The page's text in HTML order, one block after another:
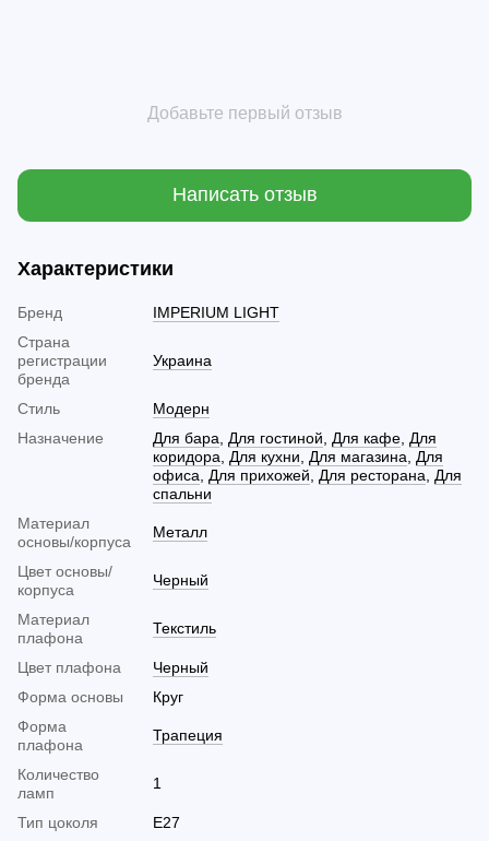
Добавьте первый отзыв
Написать отзыв
Характеристики
Бренд
IMPERIUM LIGHT
Страна
регистрации
бренда
Украина
Стиль
Модерн
Назначение
Для бара Для гостиной Для кафе Для
коридора
Для кухни Для магазина
Для
офиса
Для прихожей Для ресторана
Для
спальни
Материал
основы/корпуса
Металл
Цвет основы/
корпуса
Черный
Материал
плафона
Текстиль
Цвет плафона
Черный
Форма основы
Круг
Форма
плафона
Трапеция
Количество
ламп
1
Тип цоколя
E27